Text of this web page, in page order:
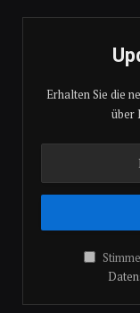
Erhalten Sie die
über